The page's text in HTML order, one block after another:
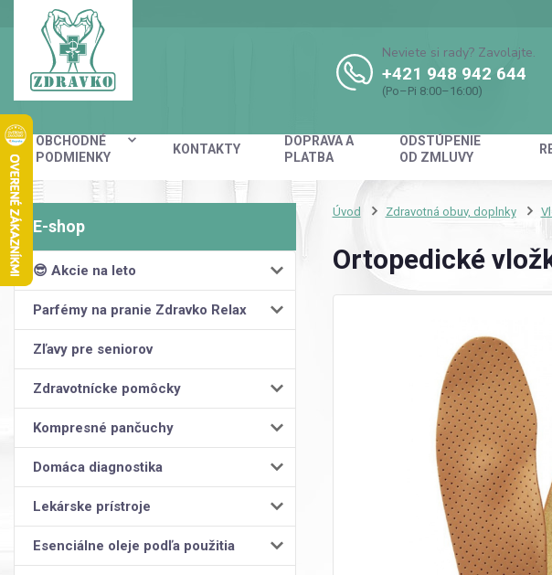
OBCHODNÉ
PODMIENKY
KONTAKTY
DOPRAVA A
PLATBA
ODSTÚPENIE
OD ZMLUVY
Neviete si rady? Zavolajte.
+421 948 942 644
(Po–Pi 8:00–16:00)
😎 Akcie na leto
Parfémy na pranie Zdravko Relax
Zľavy pre seniorov
Zdravotnícke pomôcky
Kompresné pančuchy
Domáca diagnostika
Lekárske prístroje
Esenciálne oleje podľa použitia
Úvod Zdravotná obuv, doplnky
Ortopedické